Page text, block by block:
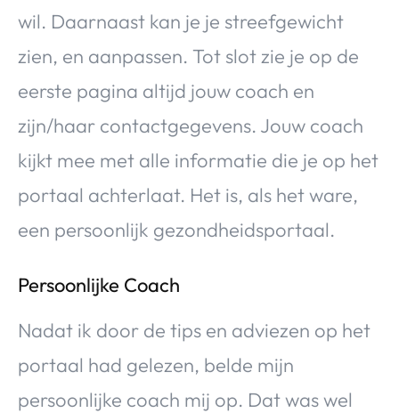
wil. Daarnaast kan je je streefgewicht
zien, en aanpassen. Tot slot zie je op de
eerste pagina altijd jouw coach en
zijn/haar contactgegevens. Jouw coach
kijkt mee met alle informatie die je op het
portaal achterlaat. Het is, als het ware,
een persoonlijk gezondheidsportaal.
Persoonlijke Coach
Nadat ik door de tips en adviezen op het
portaal had gelezen, belde mijn
persoonlijke coach mij op. Dat was wel